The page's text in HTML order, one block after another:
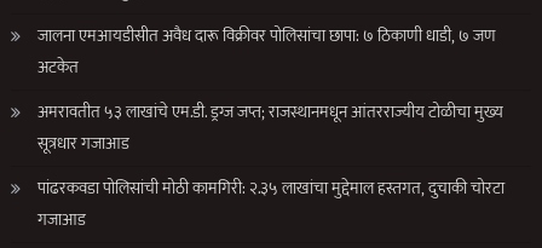
जालना एमआयडीसीत अवैध दारू विक्रीवर पोलिसांचा छापा: ७ ठिकाणी धाडी, ७ जण
अटकेत
अमरावतीत ५३ लाखांचे एम.डी. ड्रग्ज जप्त; राजस्थानमधून आंतरराज्यीय टोळीचा मुख्य
सूत्रधार गजाआड
पांढरकवडा पोलिसांची मोठी कामगिरी: २.३५ लाखांचा मुद्देमाल हस्तगत, दुचाकी चोरटा
गजाआड